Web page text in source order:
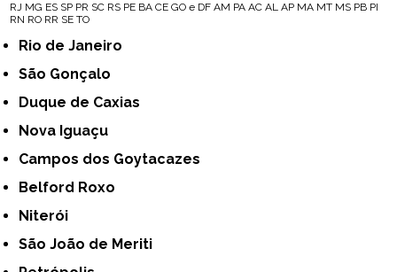
RJ MG ES SP PR SC RS PE BA CE GO e DF AM PA AC AL AP MA MT MS PB PI
RN RO RR SE TO
Rio de Janeiro
São Gonçalo
Duque de Caxias
Nova Iguaçu
Campos dos Goytacazes
Belford Roxo
Niterói
São João de Meriti